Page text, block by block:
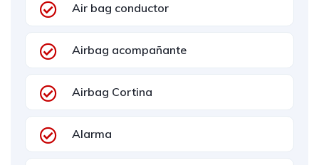
Air bag conductor
Airbag acompañante
Airbag Cortina
Alarma